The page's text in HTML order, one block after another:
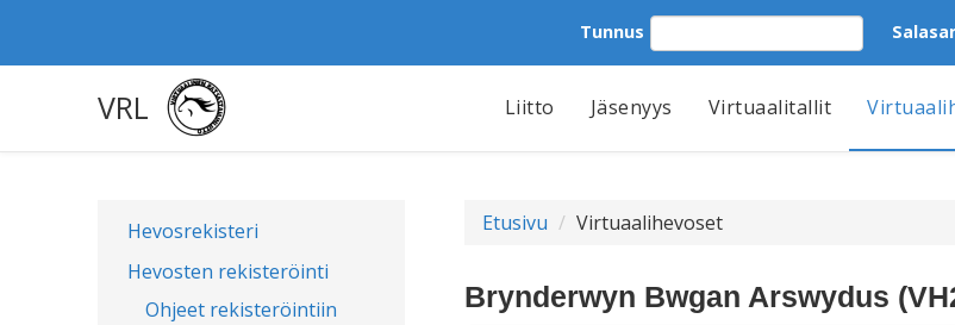
Tunnus
VRL Liitto Jäsenyys Virtuaalitallit
Hevosrekisteri
Hevosten rekisteröinti
Ohjeet rekisteröintiin
Etusivu Virtuaalihevoset
Brynderwyn Bwgan Arswydus